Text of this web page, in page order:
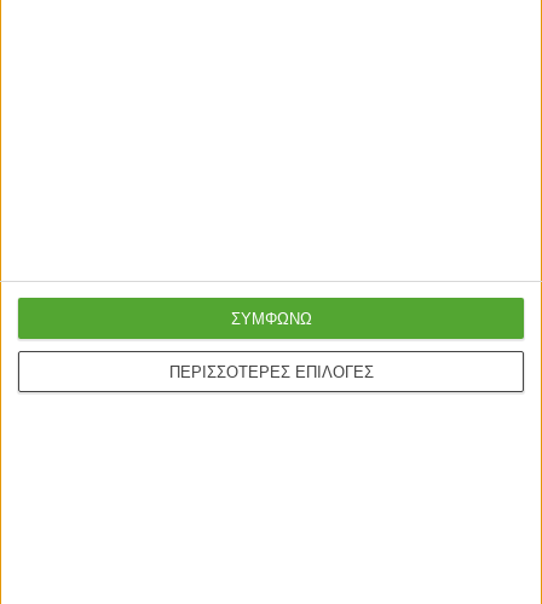
ΠΕΡΙΣΣΟΤΕΡΕΣ ΕΠΙΛΟΓΕΣ
ΣΥΜΦΩΝΩ